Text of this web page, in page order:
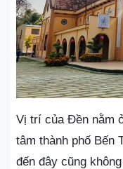
Vị trí của Đền nằm
tâm thành phố Bến
đến đây cũng